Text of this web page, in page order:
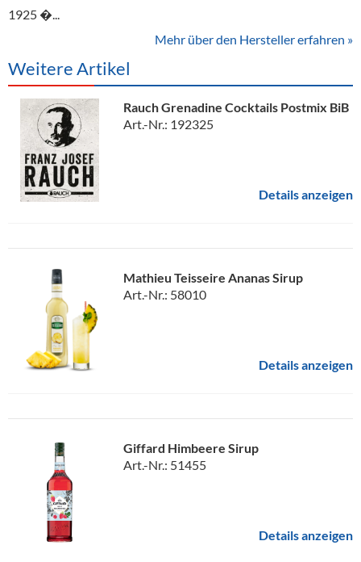
1925 �...
Mehr über den Hersteller erfahren »
Weitere Artikel
Rauch Grenadine Cocktails Postmix BiB
Art.-Nr.: 192325
Details anzeigen
Mathieu Teisseire Ananas Sirup
Art.-Nr.: 58010
Details anzeigen
Giffard Himbeere Sirup
Art.-Nr.: 51455
Details anzeigen